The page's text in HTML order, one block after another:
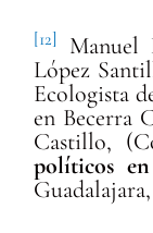
[12]
Manuel
López
Ecologista
en Becerra
Castillo,
políticos
Guadalajara,